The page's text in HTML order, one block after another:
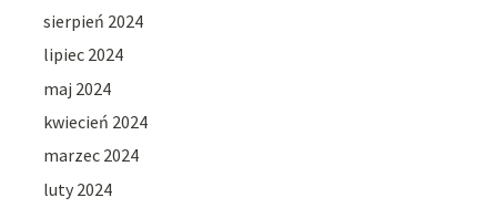
sierpień 2024
lipiec 2024
maj 2024
kwiecień 2024
marzec 2024
luty 2024